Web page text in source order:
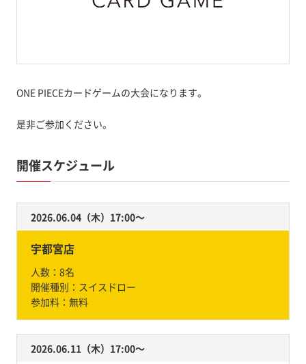
ONE PIECEカードゲームの大会になります。
是非ご参加ください。
開催スケジュール
2026.06.04（木）17:00〜
宇都宮店
人数： 8名
開催種別： スイスドロー
参加料： 無料
2026.06.11（木）17:00〜